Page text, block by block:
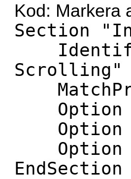
Kod: Markera
Section
Scrolling"
Option
Option
Option
EndSection